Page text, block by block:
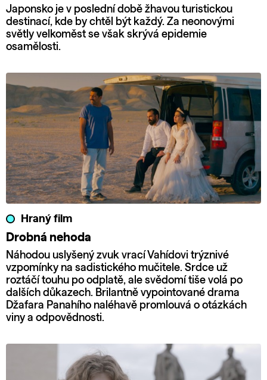
Japonsko je v poslední době žhavou turistickou
destinací, kde by chtěl být každý. Za neonovými
světly velkoměst se však skrývá epidemie
osamělosti.
Hraný film
Drobná nehoda
Náhodou uslyšený zvuk vrací Vahídovi trýznivé
vzpomínky na sadistického mučitele. Srdce už
roztáčí touhu po odplatě, ale svědomí tiše volá po
dalších důkazech. Brilantně vypointované drama
Džafara Panahího naléhavě promlouvá o otázkách
viny a odpovědnosti.